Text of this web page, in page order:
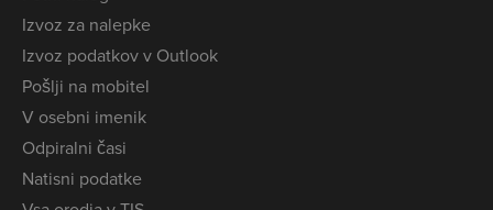
Izvoz za nalepke
Izvoz podatkov v Outlook
Pošlji na mobitel
V osebni imenik
Odpiralni časi
Natisni podatke